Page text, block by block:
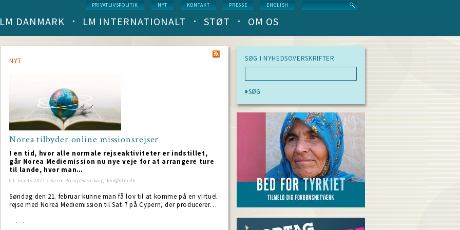
Service
menu
PRIVATLIVSPOLITIK NYT KONTAKT PRESSE ENGLISH
Main
(level
1)
LM DANMARK LM INTERNATIONALT STØT OM OS
NYT
Norea tilbyder online missionsrejser
I en tid, hvor alle normale rejseaktiviteter er indstillet,
går Norea Mediemission nu nye veje for at arrangere ture
til lande, hvor man…
01. marts 2021 / Karin Borup Ravnborg; kbr@dlm.dk
Søndag den 21. februar kunne man få lov til at komme på en virtuel
rejse med Norea Mediemission til Sat-7 på Cypern, der producerer…
SØG I NYHEDSOVERSKRIFTER